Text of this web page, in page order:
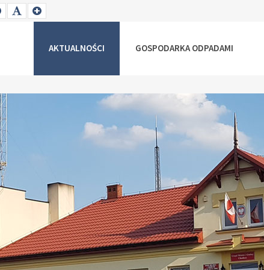
SET
SMALLER
SET
DEFAULT
SET
LARGER
AKTUALNOŚCI GOSPODARKA ODPADAMI